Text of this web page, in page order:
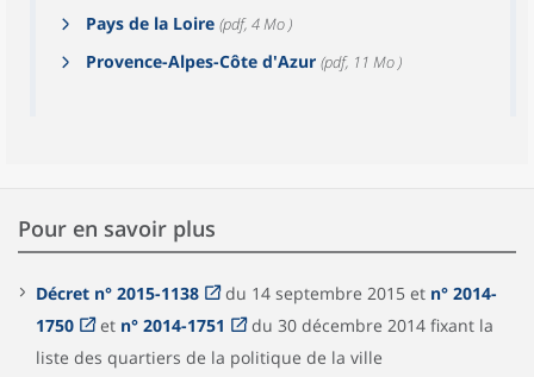
Pays de la Loire (pdf, 4 Mo )
Provence-Alpes-Côte d'Azur (pdf, 11 Mo )
Pour en savoir plus
Décret n° 2015-1138 du 14 septembre 2015 et n° 2014-
1750
et n° 2014-1751
du 30 décembre 2014 fixant la
liste des quartiers de la politique de la ville